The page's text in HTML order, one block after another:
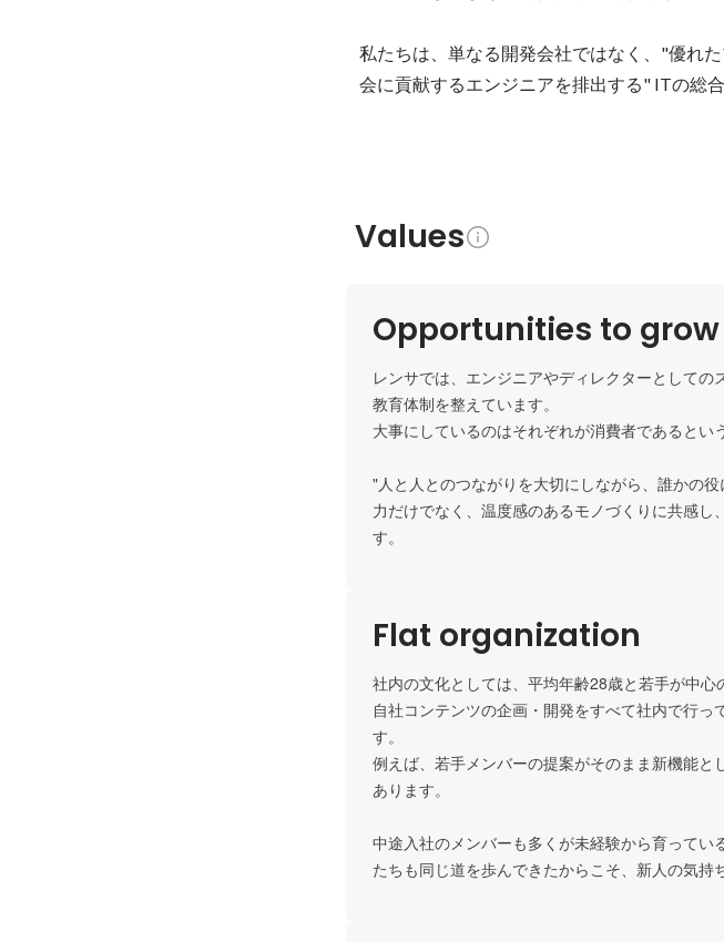
私たちは、単なる開発会社ではなく、"優れ
Values
Opportunities to
レンサでは、エンジニアやディレクターとして
教育体制を整えています。
大事にしているのはそれぞれが消費者であるとい
"人と人とのつながりを大切にしながら、誰かの
力だけでなく、温度感のあるモノづくりに共感
す。
Flat organization
社内の文化としては、平均年齢28歳と若手が中心
自社コンテンツの企画・開発をすべて社内で行
す。
例えば、若手メンバーの提案がそのまま新機能
あります。
中途入社のメンバーも多くが未経験から育って
たちも同じ道を歩んできたからこそ、新人の気持